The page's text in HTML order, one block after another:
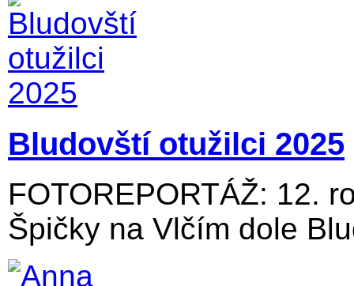
Bludovští otužilci 2025
FOTOREPORTÁŽ: 12.
Špičky na Vlčím dole